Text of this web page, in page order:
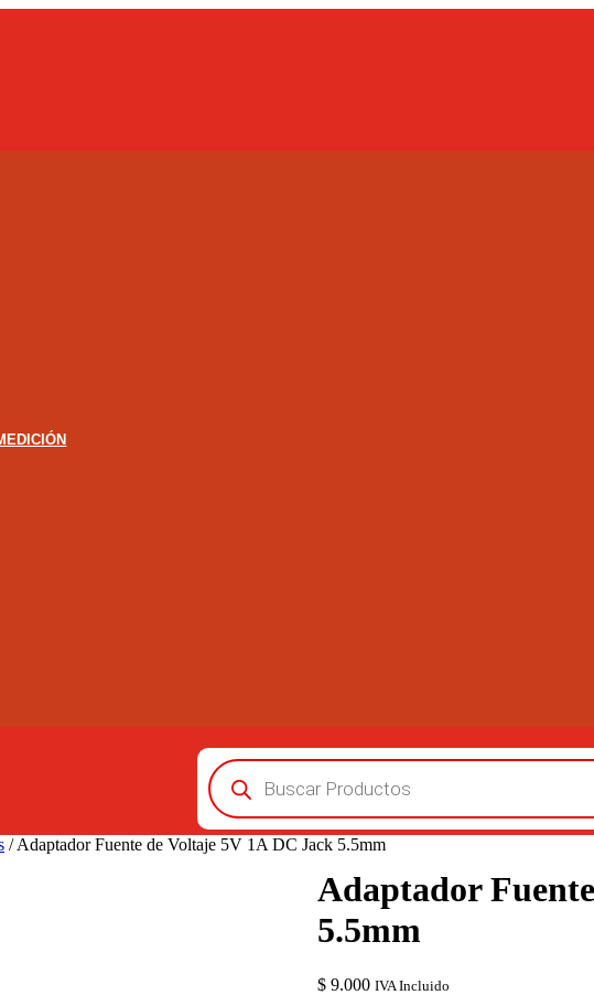
Búsqueda
de
productos
/ Adaptador Fuente de Voltaje 5V 1A DC Jack 5.5mm
Adaptador
5.5mm
$ 9.000 IVA Incluido